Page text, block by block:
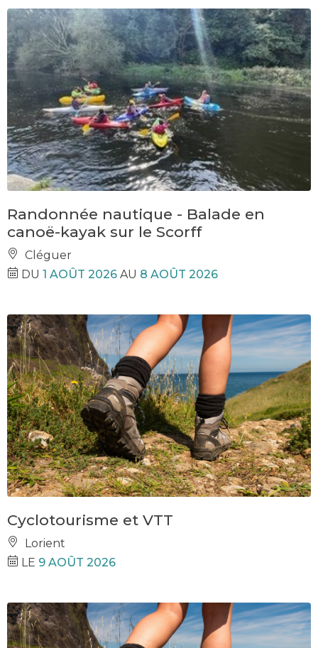
Randonnée nautique - Balade en
canoë-kayak sur le Scorff
Cléguer
DU 1 AOÛT 2026 AU 8 AOÛT 2026
Cyclotourisme et VTT
Lorient
LE 9 AOÛT 2026